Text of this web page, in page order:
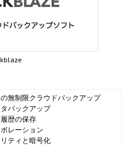
無制限クラウドバックアップ
バックアップ
歴の保存
レーション
ティと暗号化